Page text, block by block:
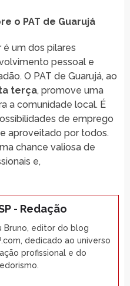
o PAT de Guarujá
um dos pilares
pessoal e
O PAT de Guarujá, ao
terça, promove uma
a comunidade local. É
de emprego
aproveitado por todos.
chance valiosa de
e,
- Redação
Bruno, editor do blog
dedicado ao universo
profissional e do